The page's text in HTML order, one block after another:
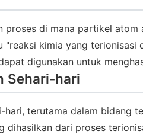
di mana partikel
kimia yang
digunakan untuk
Sehari-hari
terutama dalam bidang
dari proses